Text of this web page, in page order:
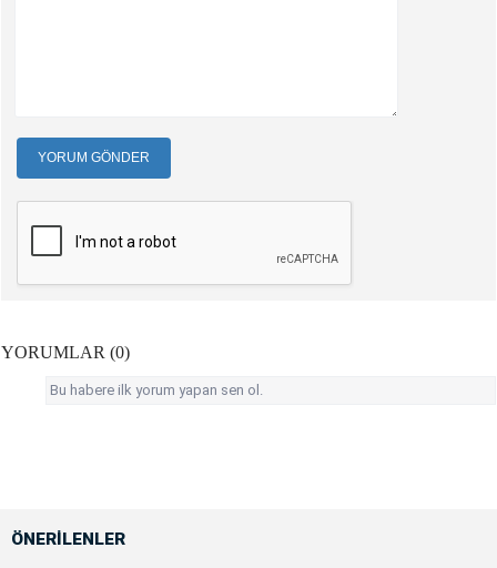
YORUM GÖNDER
YORUMLAR (0)
Bu habere ilk yorum yapan sen ol.
ÖNERİLENLER